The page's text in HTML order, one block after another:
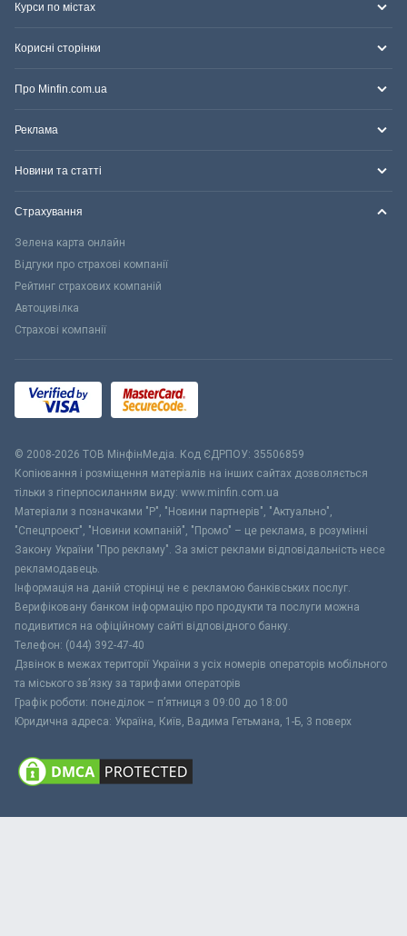
Курси по містах
Корисні сторінки
Про Minfin.com.ua
Реклама
Новини та статті
Страхування
Зелена карта онлайн
Відгуки про страхові компанії
Рейтинг страхових компаній
Автоцивілка
Страхові компанії
© 2008-2026 ТОВ МiнфiнМедiа. Код ЄДРПОУ: 35506859
Копіювання і розміщення матеріалів на інших сайтах дозволяється
тільки з гіперпосиланням виду: www.minfin.com.ua
Матеріали з позначками "Р", "Новини партнерів", "Актуально",
"Спецпроект", "Новини компаній", "Промо" – це реклама, в розумінні
Закону України "Про рекламу". За зміст реклами відповідальність несе
рекламодавець.
Інформація на даній сторінці не є рекламою банківських послуг.
Верифіковану банком інформацію про продукти та послуги можна
подивитися на офіційному сайті відповідного банку.
Телефон: (044) 392-47-40
Дзвінок в межах території України з усіх номерів операторів мобільного
та міського зв’язку за тарифами операторів
Графік роботи: понеділок – п’ятниця з 09:00 до 18:00
Юридична адреса: Україна, Київ, Вадима Гетьмана, 1-Б, 3 поверх